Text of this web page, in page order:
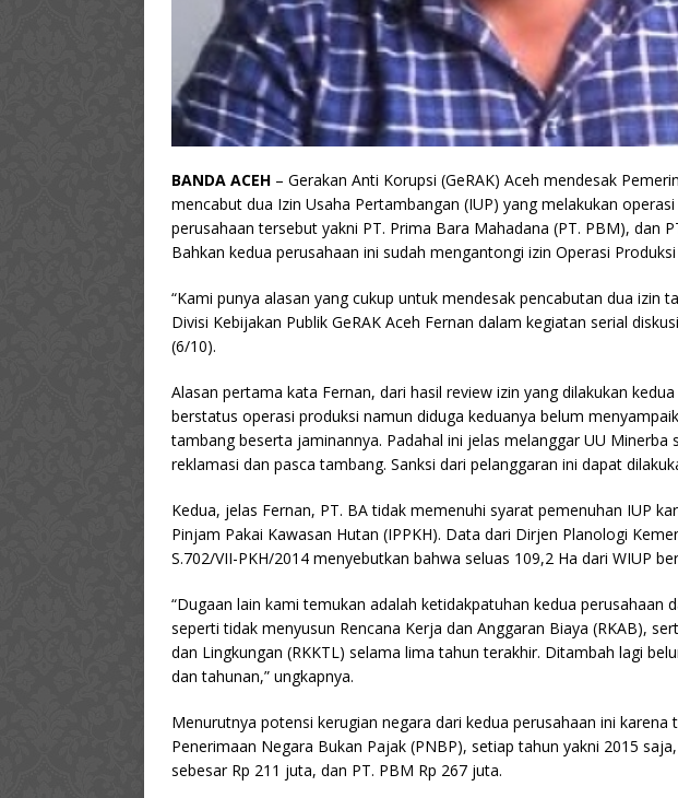
BANDA ACEH – Gerakan Anti Korupsi (GeRAK) Aceh mendesak
mencabut dua Izin Usaha Pertambangan (IUP) yang melakukan
perusahaan tersebut yakni PT. Prima Bara Mahadana (PT. PBM), dan
Bahkan kedua perusahaan ini sudah mengantongi izin Operasi
“Kami punya alasan yang cukup untuk mendesak pencabutan dua izin
Divisi Kebijakan Publik GeRAK Aceh Fernan dalam kegiatan serial
(6/10).
Alasan pertama kata Fernan, dari hasil review izin yang dilakukan
berstatus operasi produksi namun diduga keduanya belum
tambang beserta jaminannya. Padahal ini jelas melanggar UU Minerba
reklamasi dan pasca tambang. Sanksi dari pelanggaran ini dapat
Kedua, jelas Fernan, PT. BA tidak memenuhi syarat pemenuhan IUP
Pinjam Pakai Kawasan Hutan (IPPKH). Data dari Dirjen Planologi
S.702/VII-PKH/2014 menyebutkan bahwa seluas 109,2 Ha dari WIUP
“Dugaan lain kami temukan adalah ketidakpatuhan kedua perusahaan
seperti tidak menyusun Rencana Kerja dan Anggaran Biaya (RKAB),
dan Lingkungan (RKKTL) selama lima tahun terakhir. Ditambah lagi
dan tahunan,” ungkapnya.
Menurutnya potensi kerugian negara dari kedua perusahaan ini
Penerimaan Negara Bukan Pajak (PNBP), setiap tahun yakni 2015
sebesar Rp 211 juta, dan PT. PBM Rp 267 juta.